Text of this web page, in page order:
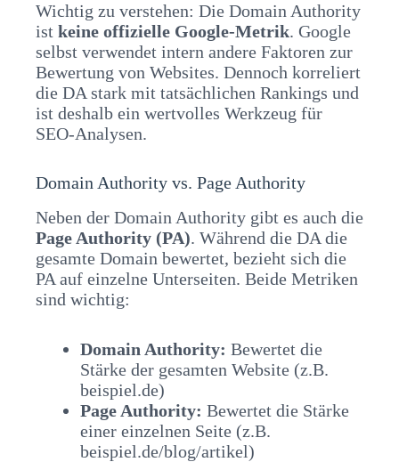
Wichtig zu verstehen: Die Domain Authority
ist keine offizielle Google-Metrik. Google
selbst verwendet intern andere Faktoren zur
Bewertung von Websites. Dennoch korreliert
die DA stark mit tatsächlichen Rankings und
ist deshalb ein wertvolles Werkzeug für
SEO-Analysen.
Domain Authority vs. Page Authority
Neben der Domain Authority gibt es auch die
Page Authority (PA). Während die DA die
gesamte Domain bewertet, bezieht sich die
PA auf einzelne Unterseiten. Beide Metriken
sind wichtig:
Domain Authority: Bewertet die
Stärke der gesamten Website (z.B.
beispiel.de)
Page Authority: Bewertet die Stärke
einer einzelnen Seite (z.B.
beispiel.de/blog/artikel)